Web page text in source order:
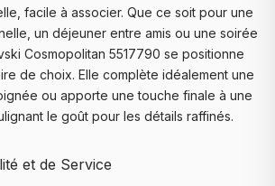
facile à associer. Que ce soit pour une
un déjeuner entre amis ou une soirée
Cosmopolitan 5517790 se positionne
de choix. Elle complète idéalement une
ou apporte une touche finale à une
le goût pour les détails raffinés.
et de Service